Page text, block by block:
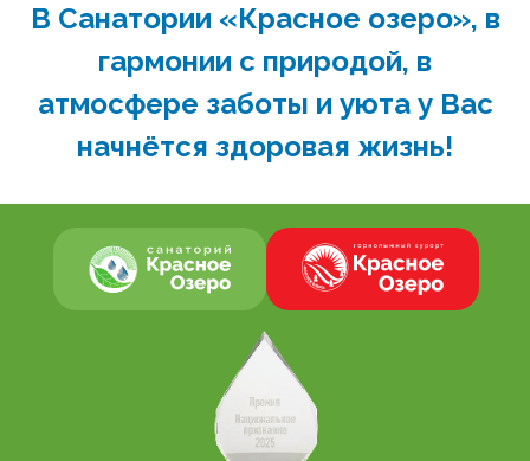
В Санатории «Красное озеро», в
гармонии с природой, в
атмосфере заботы и уюта у Вас
начнётся здоровая жизнь!